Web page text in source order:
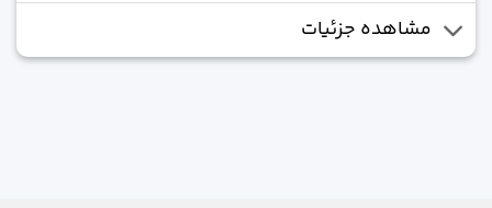
مشاهده جزئیات